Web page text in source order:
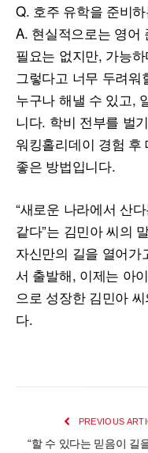
Q. 호주 유학을 준비
A. 현실적으로는 영어
필요는 없지만, 가능
그렇다고 너무 두려
누구나 해낼 수 있고,
니다. 학비 전부를 벌
워킹홀리데이 경험 후
좋은 방법입니다.
“새로운 나라에서 산
같다”는 김민아 씨의
자신만의 길을 열어가
서 출발해, 이제는 아
으로 성장한 김민아
다.
PREVIOUS
“할 수 있다는 믿음이 길